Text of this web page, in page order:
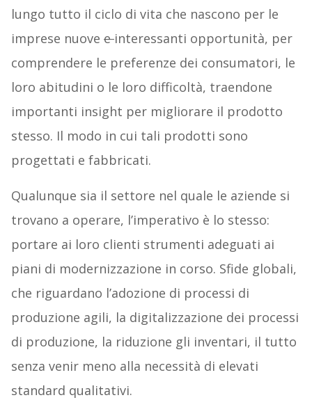
lungo tutto il ciclo di vita che nascono per le
imprese nuove einteressanti opportunità, per
comprendere le preferenze dei consumatori, le
loro abitudini o le loro difficoltà, traendone
importanti insight per migliorare il prodotto
stesso. Il modo in cui tali prodotti sono
progettati e fabbricati.
Qualunque sia il settore nel quale le aziende si
trovano a operare, l’imperativo è lo stesso:
portare ai loro clienti strumenti adeguati ai
piani di modernizzazione in corso. Sfide globali,
che riguardano l’adozione di processi di
produzione agili, la digitalizzazione dei processi
di produzione, la riduzione gli inventari, il tutto
senza venir meno alla necessità di elevati
standard qualitativi.